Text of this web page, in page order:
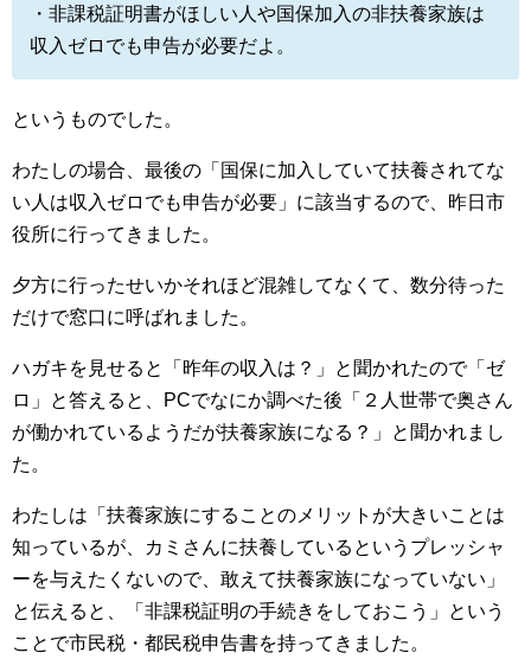
・非課税証明書がほしい人や国保加入の非扶養家族は
収入ゼロでも申告が必要だよ。
というものでした。
わたしの場合、最後の「国保に加入していて扶養されてな
い人は収入ゼロでも申告が必要」に該当するので、昨日市
役所に行ってきました。
夕方に行ったせいかそれほど混雑してなくて、数分待った
だけで窓口に呼ばれました。
ハガキを見せると「昨年の収入は？」と聞かれたので「ゼ
ロ」と答えると、PCでなにか調べた後「２人世帯で奥さん
が働かれているようだが扶養家族になる？」と聞かれまし
た。
わたしは「扶養家族にすることのメリットが大きいことは
知っているが、カミさんに扶養しているというプレッシャ
ーを与えたくないので、敢えて扶養家族になっていない」
と伝えると、「非課税証明の手続きをしておこう」という
ことで市民税・都民税申告書を持ってきました。